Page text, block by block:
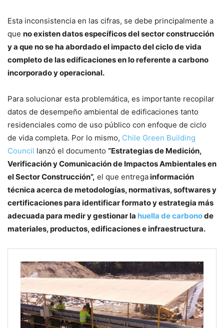
Esta inconsistencia en las cifras, se debe principalmente a
que no existen datos específicos del sector construcción
y a que no se ha abordado el impacto del ciclo de vida
completo de las edificaciones en lo referente a carbono
incorporado y operacional.
Para solucionar esta problemática, es importante recopilar
datos de desempeño ambiental de edificaciones tanto
residenciales como de uso público con enfoque de ciclo
de vida completa. Por lo mismo, Chile Green Building
Council lanzó el documento “Estrategias de Medición,
Verificación y Comunicación de Impactos Ambientales en
el Sector Construcción”, el que entregainformación
técnica acerca de metodologías, normativas, softwares y
certificaciones para identificar formato y estrategia más
adecuada para medir y gestionar la huella de carbonode
materiales, productos, edificaciones e infraestructura.